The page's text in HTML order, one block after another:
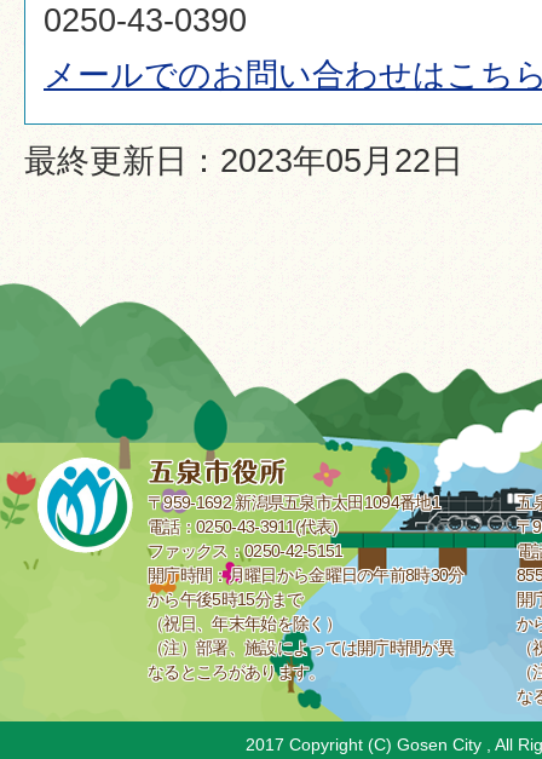
0250-43-0390
メールでのお問い合わせはこち
最終更新日：2023年05月22日
〒959-1692 新潟県五泉市太田1094番地1
電話：0250-43-3911(代表)
ファックス：0250-42-5151
開庁時間：月曜日から金曜日の午前8時30分
から午後5時15分まで
（祝日、年末年始を除く）
（注）部署、施設によっては開庁時間が異
なるところがあります。
五
〒
電
開
か
な
2017 Copyright (C) Gosen City , All